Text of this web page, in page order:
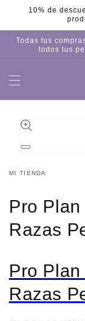
directamente
10% de
Todas tus
todos tus
directamente
a la
del producto
Abrir
multimedia
1
ventana
modal
MI TIENDA
Pro
Razas
Pro
Razas